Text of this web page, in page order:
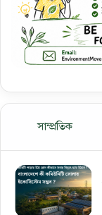
সাম্প্রতিক